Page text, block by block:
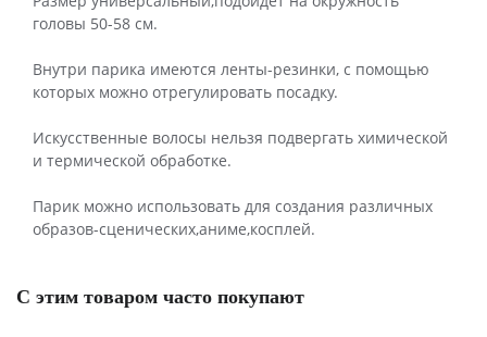
головы 50-58 см.
Внутри парика имеются ленты-резинки, с помощью
которых можно отрегулировать посадку.
Искусственные волосы нельзя подвергать химической
и термической обработке.
Парик можно использовать для создания различных
образов-сценических,аниме,косплей.
С этим товаром часто покупают